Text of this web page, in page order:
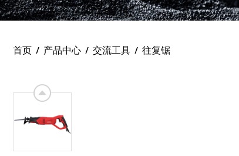
首页 / 产品中心 / 交流工具 / 往复锯